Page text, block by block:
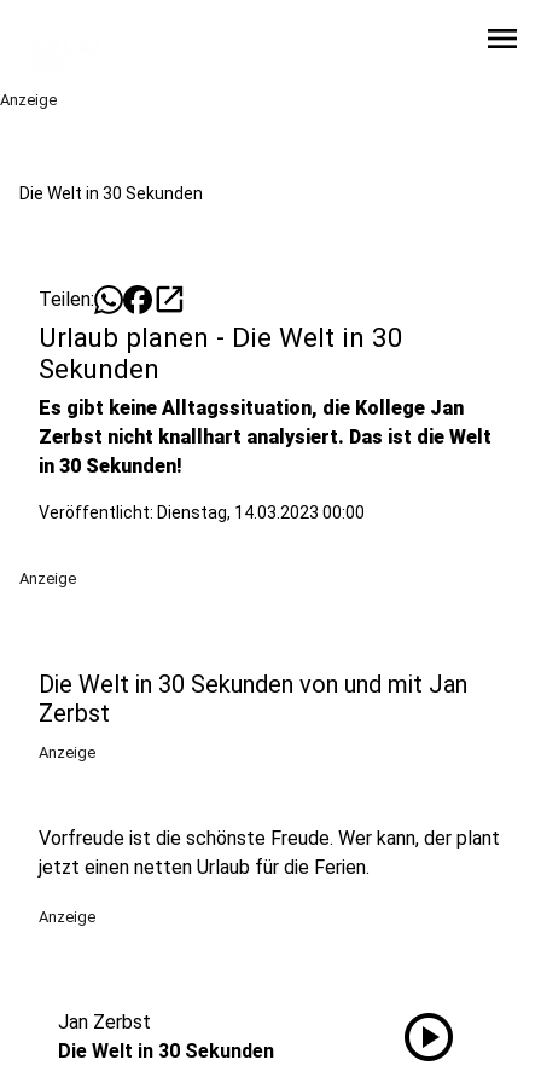
menu
Anzeige
Die Welt in 30 Sekunden
Teilen: open_in_new
Urlaub planen - Die Welt in 30
Sekunden
Es gibt keine Alltagssituation, die Kollege Jan
Zerbst nicht knallhart analysiert. Das ist die Welt
in 30 Sekunden!
Veröffentlicht: Dienstag, 14.03.2023 00:00
Anzeige
Die Welt in 30 Sekunden von und mit Jan
Zerbst
Anzeige
Vorfreude ist die schönste Freude. Wer kann, der plant
jetzt einen netten Urlaub für die Ferien.
Anzeige
Jan Zerbst
Die Welt in 30 Sekunden
play_circle